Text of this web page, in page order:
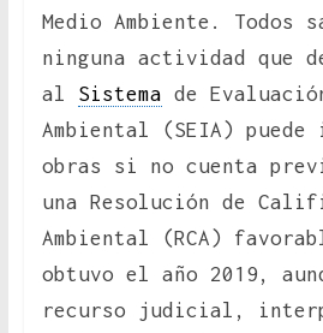
Medio Ambiente. Todos
ninguna actividad que
al Sistema de
Ambiental (SEIA)
obras si no cuenta
una Resolución de
Ambiental (RCA)
obtuvo el año 2019,
recurso judicial,